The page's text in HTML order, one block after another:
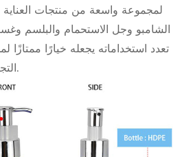
لمجموعة واسعة من منتجات
الشامبو وجل الاستحمام والبلسم
تعدد استخداماته يجعله خيارًا
التجميل والعناية الشخصية.